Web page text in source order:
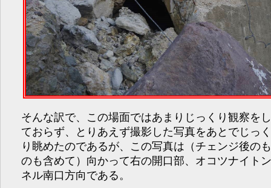
そんな訳で、この場面ではあまりじっくり観察を
ておらず、とりあえず撮影した写真をあとでじっ
り眺めたのであるが、この写真は（チェンジ後の
のも含めて）向かって右の開口部、オコツナイト
ネル南口方向である。